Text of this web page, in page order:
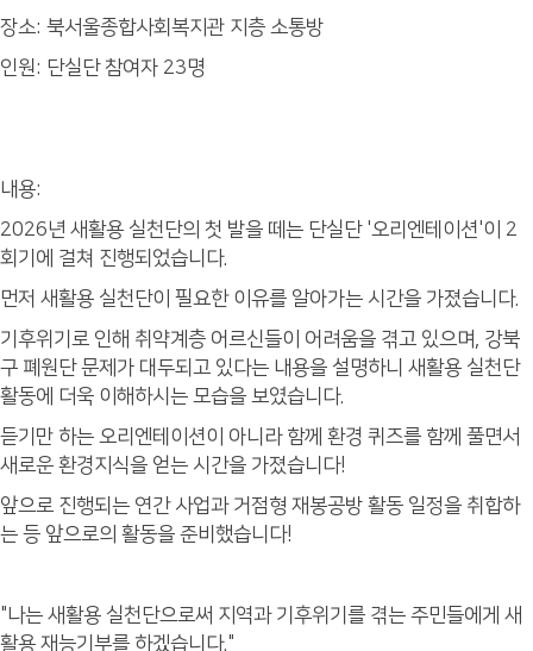
장소: 북서울종합사회복지관 지층 소통방
인원: 단실단 참여자 23명
내용:
2026년 새활용 실천단의 첫 발을 떼는 단실단 '오리엔테이션'이 2
회기에 걸쳐 진행되었습니다.
먼저 새활용 실천단이 필요한 이유를 알아가는 시간을 가졌습니다.
기후위기로 인해 취약계층 어르신들이 어려움을 겪고 있으며, 강북
구 폐원단 문제가 대두되고 있다는 내용을 설명하니 새활용 실천단
활동에 더욱 이해하시는 모습을 보였습니다.
듣기만 하는 오리엔테이션이 아니라 함께 환경 퀴즈를 함께 풀면서
새로운 환경지식을 얻는 시간을 가졌습니다!
앞으로 진행되는 연간 사업과 거점형 재봉공방 활동 일정을 취합하
는 등 앞으로의 활동을 준비했습니다!
"나는 새활용 실천단으로써 지역과 기후위기를 겪는 주민들에게 새
활용 재능기부를 하겠습니다."